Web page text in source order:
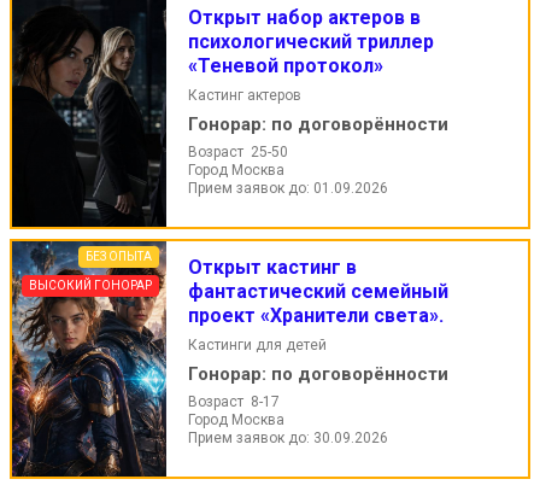
Открыт набор актеров в
психологический триллер
«Теневой протокол»
Кастинг актеров
Гонорар: по договорённости
Возраст 25-50
Город Москва
Прием заявок до: 01.09.2026
БЕЗ ОПЫТА
ВЫСОКИЙ ГОНОРАР
Открыт кастинг в
фантастический семейный
проект «Хранители света».
Кастинги для детей
Гонорар: по договорённости
Возраст 8-17
Город Москва
Прием заявок до: 30.09.2026